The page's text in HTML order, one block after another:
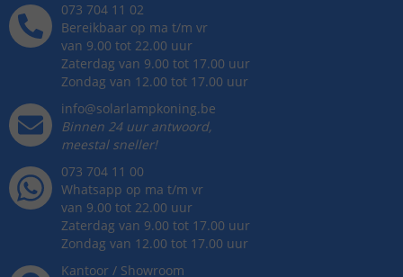
073 704 11 02
Bereikbaar op ma t/m vr
van 9.00 tot 22.00 uur
Zaterdag van 9.00 tot 17.00 uur
Zondag van 12.00 tot 17.00 uur
info@solarlampkoning.be
Binnen 24 uur antwoord,
meestal sneller!
073 704 11 00
Whatsapp op ma t/m vr
van 9.00 tot 22.00 uur
Zaterdag van 9.00 tot 17.00 uur
Zondag van 12.00 tot 17.00 uur
Kantoor / Showroom